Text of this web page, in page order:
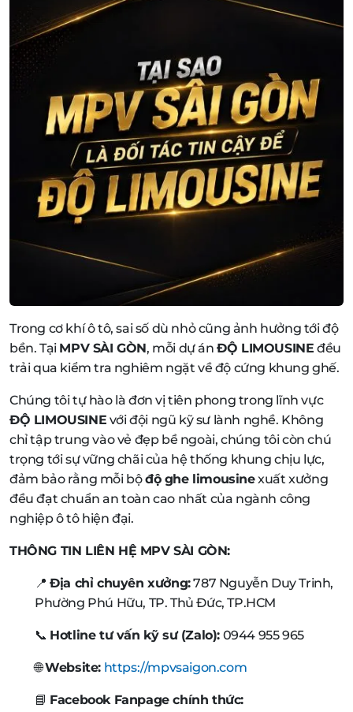
Trong cơ khí ô tô, sai số dù nhỏ cũng ảnh hưởng tới độ
bền. Tại MPV SÀI GÒN, mỗi dự ánĐỘ LIMOUSINE đều
trải qua kiểm tra nghiêm ngặt về độ cứng khung ghế.
Chúng tôi tự hào là đơn vị tiên phong trong lĩnh vực
ĐỘ LIMOUSINE với đội ngũ kỹ sư lành nghề. Không
chỉ tập trung vào vẻ đẹp bề ngoài, chúng tôi còn chú
trọng tới sự vững chãi của hệ thống khung chịu lực,
đảm bảo rằng mỗi bộđộ ghe limousinexuất xưởng
đều đạt chuẩn an toàn cao nhất của ngành công
nghiệp ô tô hiện đại.
THÔNG TIN LIÊN HỆ MPV SÀI GÒN:
📍Địa chỉ chuyên xưởng:787 Nguyễn Duy Trinh,
Phường Phú Hữu, TP. Thủ Đức, TP.HCM
📞 Hotline tư vấn kỹ sư (Zalo): 0944 955 965
🌐Website: https://mpvsaigon.com
📘 Facebook Fanpage chính thức: